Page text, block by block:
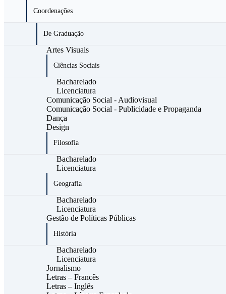
Coordenações
De Graduação
Artes Visuais
Ciências Sociais
Bacharelado
Licenciatura
Comunicação Social - Audiovisual
Comunicação Social - Publicidade e Propaganda
Dança
Design
Filosofia
Bacharelado
Licenciatura
Geografia
Bacharelado
Licenciatura
Gestão de Políticas Públicas
História
Bacharelado
Licenciatura
Jornalismo
Letras – Francês
Letras – Inglês